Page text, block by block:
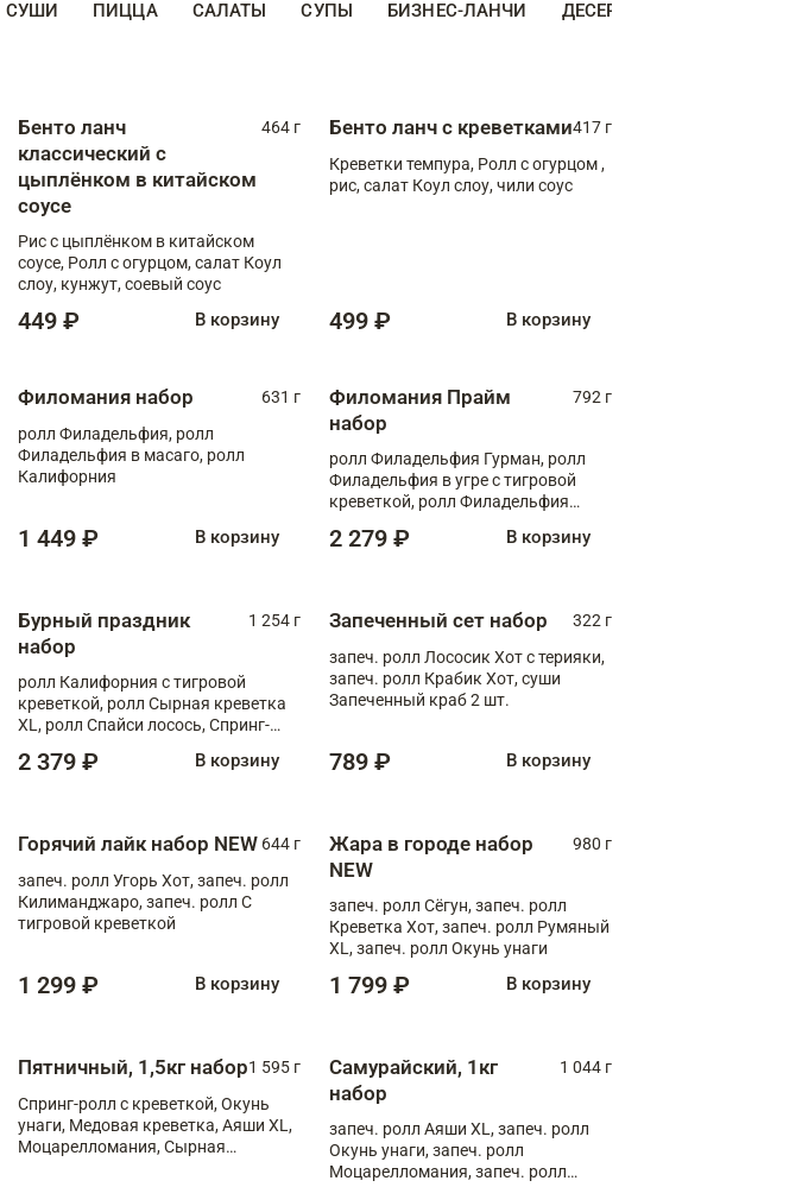
СУШИ ПИЦЦА САЛАТЫ СУПЫ БИЗНЕС-ЛАНЧИ ДЕСЕРТЫ
Бенто ланч
классический с
цыплёнком в китайском
соусе
464 г
Рис с цыплёнком в китайском
соусе, Ролл с огурцом, салат Коул
слоу, кунжут, соевый соус
449 ₽ В корзину
Бенто ланч с креветками417 г
Креветки темпура, Ролл с огурцом ,
рис, салат Коул слоу, чили соус
499 ₽ В корзину
Филомания набор
631 г
ролл Филадельфия, ролл
Филадельфия в масаго, ролл
Калифорния
1 449 ₽ В корзину
Филомания Прайм
набор
792 г
ролл Филадельфия Гурман, ролл
Филадельфия в угре с тигровой
креветкой, ролл Филадельфия
2 279 ₽ В корзину
Бурный праздник
набор
1 254 г
ролл Калифорния с тигровой
креветкой, ролл Сырная креветка
XL, ролл Спайси лосось, Спринг-
Медовая креветка
2 379 ₽ В корзину
Запеченный сет набор
322 г
запеч. ролл Лососик Хот с терияки,
запеч. ролл Крабик Хот, суши
Запеченный краб 2 шт.
789 ₽ В корзину
Горячий лайк набор NEW 644 г
запеч. ролл Угорь Хот, запеч. ролл
Килиманджаро, запеч. ролл С
тигровой креветкой
1 299 ₽ В корзину
Жара в городе набор
NEW
980 г
запеч. ролл Сёгун, запеч. ролл
Креветка Хот, запеч. ролл Румяный
XL, запеч. ролл Окунь унаги
1 799 ₽ В корзину
Пятничный, 1,5кг набор1 595 г
Спринг-ролл с креветкой, Окунь
унаги, Медовая креветка, Аяши XL,
Моцарелломания, Сырная
Самурайский, 1кг
набор
1 044 г
запеч. ролл Аяши XL, запеч. ролл
Окунь унаги, запеч. ролл
Моцарелломания, запеч. ролл